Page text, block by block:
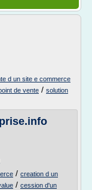
d un site e commerce
de vente / solution
/ creation d un
/ cession d'un